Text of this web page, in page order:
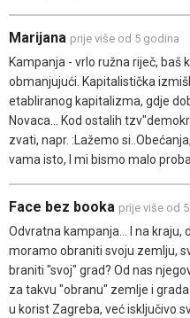
Marijana prije više od 5 godina
Kampanja - vrlo ružna riječ, baš
obmanjujući. Kapitalistička
etabliranog kapitalizma, gdje
Novaca... Kod ostalih
zvati, napr. :Lažemo
vama isto, I mi bismo malo
Face bez booka prije više od
Odvratna kampanja... I na kraju,
moramo obraniti svoju zemlju,
braniti "svoj" grad? Od nas
za takvu "obranu" zemlje i
u korist Zagreba, već isključivo